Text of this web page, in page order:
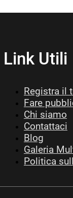
Link Utili
Registra il
Fare
Chi siamo
Contattaci
Blog
Galeria
Politica